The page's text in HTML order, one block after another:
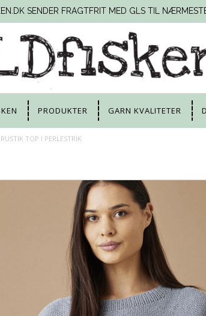
SENDER FRAGTFRIT MED GLS TIL
PRODUKTER GARN KVALITETER
RUSTIK TOP I PERLESTRIK